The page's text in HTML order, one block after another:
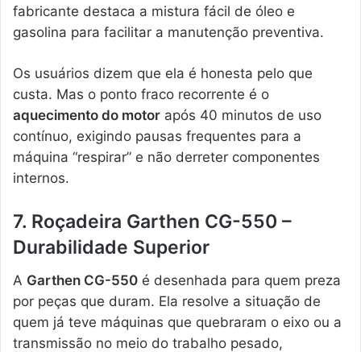
fabricante destaca a mistura fácil de óleo e
gasolina para facilitar a manutenção preventiva.
Os usuários dizem que ela é honesta pelo que
custa. Mas o ponto fraco recorrente é o
aquecimento do motor após 40 minutos de uso
contínuo, exigindo pausas frequentes para a
máquina “respirar” e não derreter componentes
internos.
7. Roçadeira Garthen CG-550 –
Durabilidade Superior
A Garthen CG-550 é desenhada para quem preza
por peças que duram. Ela resolve a situação de
quem já teve máquinas que quebraram o eixo ou a
transmissão no meio do trabalho pesado,